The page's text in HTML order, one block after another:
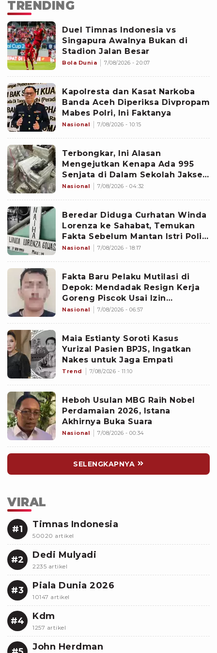
TRENDING
Duel Timnas Indonesia vs
Singapura Awalnya Bukan di
Stadion Jalan Besar
Bola Dunia 7/08/2026 - 20:07
Kapolresta dan Kasat Narkoba
Banda Aceh Diperiksa Divpropam
Mabes Polri, Ini Faktanya
Nasional 7/08/2026 - 10:15
Terbongkar, Ini Alasan
Mengejutkan Kenapa Ada 995
Senjata di Dalam Sekolah Jaksel
Sejak 2020
Nasional 7/08/2026 - 04:32
Beredar Diduga Curhatan Winda
Lorenza ke Sahabat, Temukan
Fakta Sebelum Mantan Istri Polisi
di Medan Tewas
Nasional 7/08/2026 - 18:17
Fakta Baru Pelaku Mutilasi di
Depok: Mendadak Resign Kerja
Goreng Piscok Usai Izin
Interview di Mal
Nasional 7/08/2026 - 06:57
Maia Estianty Soroti Kasus
Yurizal Pasien BPJS, Ingatkan
Nakes untuk Jaga Empati
Trend 7/08/2026 - 11:10
Heboh Usulan MBG Raih Nobel
Perdamaian 2026, Istana
Akhirnya Buka Suara
Nasional 7/08/2026 - 00:34
SELENGKAPNYA
VIRAL
#1 Timnas Indonesia
50020 artikel
#2 Dedi Mulyadi
2235 artikel
#3 Piala Dunia 2026
10147 artikel
#4 Kdm
1257 artikel
John Herdman